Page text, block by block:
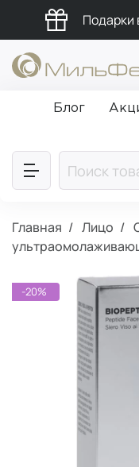
Подарки
Блог
Главная Лицо
-20%